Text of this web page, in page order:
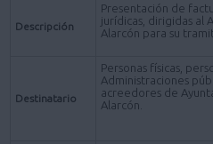
Descripción
Presentación de
jurídicas, dirigidas al
Alarcón para su
Destinatario
Personas físicas,
Administraciones
acreedores de
Alarcón.